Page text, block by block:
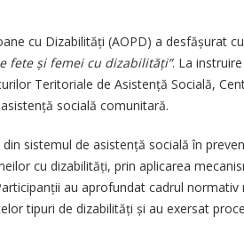
cu Dizabilități (AOPD) a desfășurat
fete și femei cu dizabilități”. La
Teritoriale de Asistență Socială,
socială comunitară.
sistemul de asistență socială în
cu dizabilități, prin aplicarea
au aprofundat cadrul normativ
tipuri de dizabilități și au exersat